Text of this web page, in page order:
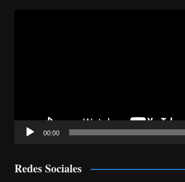
00:00
Redes Sociales